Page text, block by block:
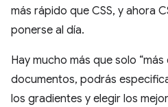
más rápido que CSS, y ahora
ponerse al día.
Hay mucho más que solo
documentos, podrás
los gradientes y elegir los